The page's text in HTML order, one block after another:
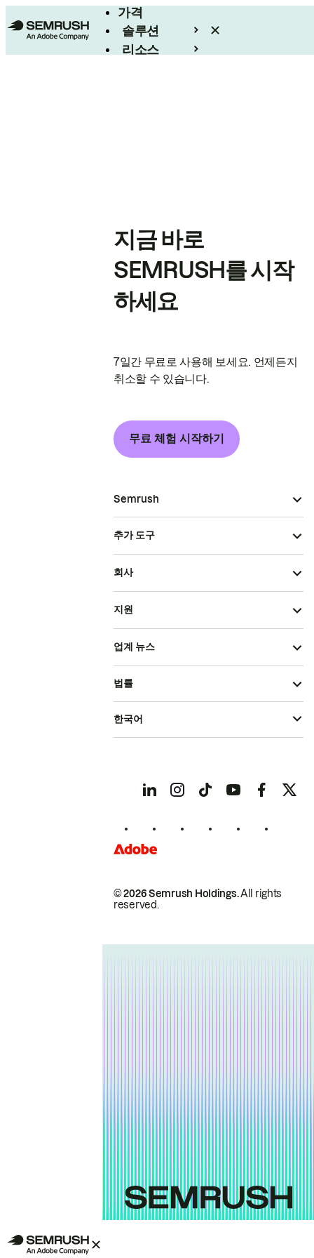
가격
솔루션
리소스
지금 바로
SEMRUSH를 시작
하세요
7일간 무료로 사용해 보세요. 언제든지
취소할 수 있습니다.
무료 체험 시작하기
Semrush
추가 도구
회사
지원
업계 뉴스
© 2026 Semrush Holdings.All rights
reserved.
법률
한국어